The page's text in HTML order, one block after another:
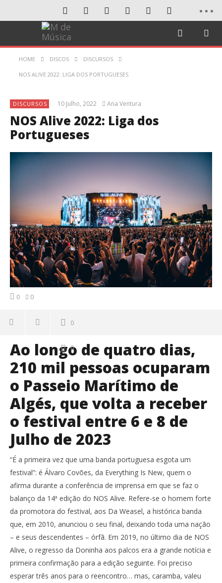
HOME DISCOS DISCURSOS
NOS ALIVE 2022: LIGA DOS PORTUGUESES
DISCURSOS 10 Julho, 2022 Ana Ventura
NOS Alive 2022: Liga dos
Portugueses
0 0
0
0
Ao longo de quatro dias,
210 mil pessoas ocuparam
o Passeio Marítimo de
Algés, que volta a receber
o festival entre 6 e 8 de
Julho de 2023
“É a primeira vez que uma banda portuguesa esgota um
festival”: é Álvaro Covões, da Everything Is New, quem o
afirma durante a conferência de imprensa em que se faz o
balanço da 14ª edição do NOS Alive. Refere-se o homem forte
da promotora do festival, aos Da Weasel, a histórica banda
que, em 2010, anunciou o seu final, deixando toda uma nação
– e seus descendentes – órfã. Em 2019, no último dia de NOS
Alive, o regresso da Doninha aos palcos era a grande notícia e
primeira confirmação para a edição seguinte. Foi preciso
esperar três anos para o reencontro… mas, caramba, valeu